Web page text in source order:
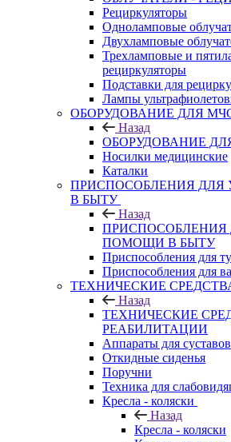
Рециркуляторы
Одноламповые
Двухламповые
Трехламповые и
рециркуляторы
Подставки для
Лампы
ОБОРУДОВАНИЕ ДЛЯ
Назад
ОБОРУДОВАНИЕ
Носилки медицинские
Каталки
ПРИСПОСОБЛЕНИЯ
В БЫТУ
Назад
ПРИСПОСОБЛЕНИЯ
ПОМОЩИ В БЫТУ
Приспособления для
Приспособления для
ТЕХНИЧЕСКИЕ
Назад
ТЕХНИЧЕСКИЕ
РЕАБИЛИТАЦИИ
Аппараты для суставов
Откидные сиденья
Поручни
Техника для
Кресла - коляски
Назад
Кресла - коляски